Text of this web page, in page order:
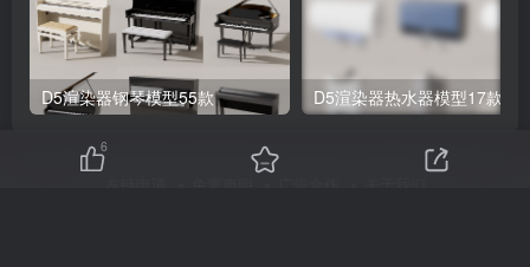
D5渲染器钢琴模型55款 D5渲染器热水器模型17款
6